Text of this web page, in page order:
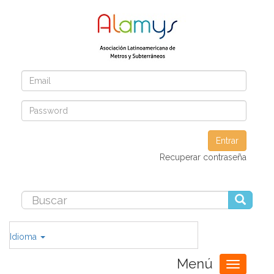
Entrar
Recuperar contraseña
Idioma
Menú
Toggle